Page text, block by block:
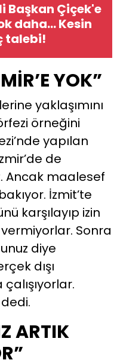
Başkan Çiçek'e
daha... Kesin
talebi!
YOK”
yaklaşımını
örneğini
yapılan
de
Ancak maalesef
İzmit’te
karşılayıp izin
vermiyorlar. Sonra
diye
dışı
ARTIK